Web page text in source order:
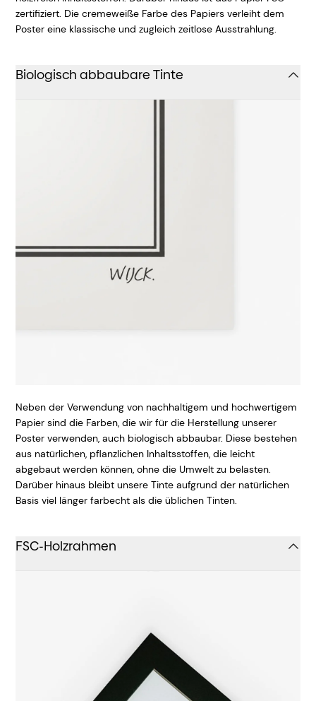
zertifiziert. Die cremeweiße Farbe des Papiers verleiht dem
Poster eine klassische und zugleich zeitlose Ausstrahlung.
Biologisch abbaubare Tinte
Neben der Verwendung von nachhaltigem und hochwertigem
Papier sind die Farben, die wir für die Herstellung unserer
Poster verwenden, auch biologisch abbaubar. Diese bestehen
aus natürlichen, pflanzlichen Inhaltsstoffen, die leicht
abgebaut werden können, ohne die Umwelt zu belasten.
Darüber hinaus bleibt unsere Tinte aufgrund der natürlichen
Basis viel länger farbecht als die üblichen Tinten.
FSC-Holzrahmen